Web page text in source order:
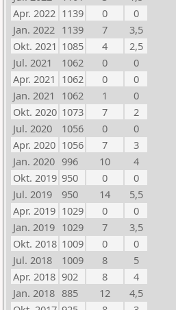
Apr. 2022 1139 0
0
Jan. 2022 1139 7
3,5
Okt. 2021 1085 4
2,5
Jul. 2021
1062 0
0
Apr. 2021 1062 0
0
Jan. 2021
1062 1
0
Okt. 2020 1073 7
2
Jul. 2020
1056 0
0
Apr. 2020 1056 7
3
Jan. 2020 996 10
4
Okt. 2019 950 0
0
Jul. 2019
950 14
5,5
Apr. 2019 1029 0
0
Jan. 2019 1029 7
3,5
Okt. 2018 1009 0
0
Jul. 2018
1009 8
5
Apr. 2018 902 8
4
Jan. 2018 885 12
4,5